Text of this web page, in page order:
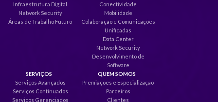
Infraestrutura Digital
Network Security
Áreas de Trabalho Futuro
Conectividade
Mobilidade
Colaboração e Comunicações
Unificadas
Data Center
Network Security
Desenvolvimento de
Software
SERVIÇOS
Serviços Avançados
Serviços Continuados
Serviços Gerenciados
QUEM SOMOS
Premiações e Especialização
Parceiros
Clientes